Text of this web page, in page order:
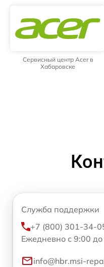
Сервисный центр Acer в
Хабаровске
Служба поддержки
+7 (800) 301-34-
Ежедневно с 9:00
info@hbr.msi-